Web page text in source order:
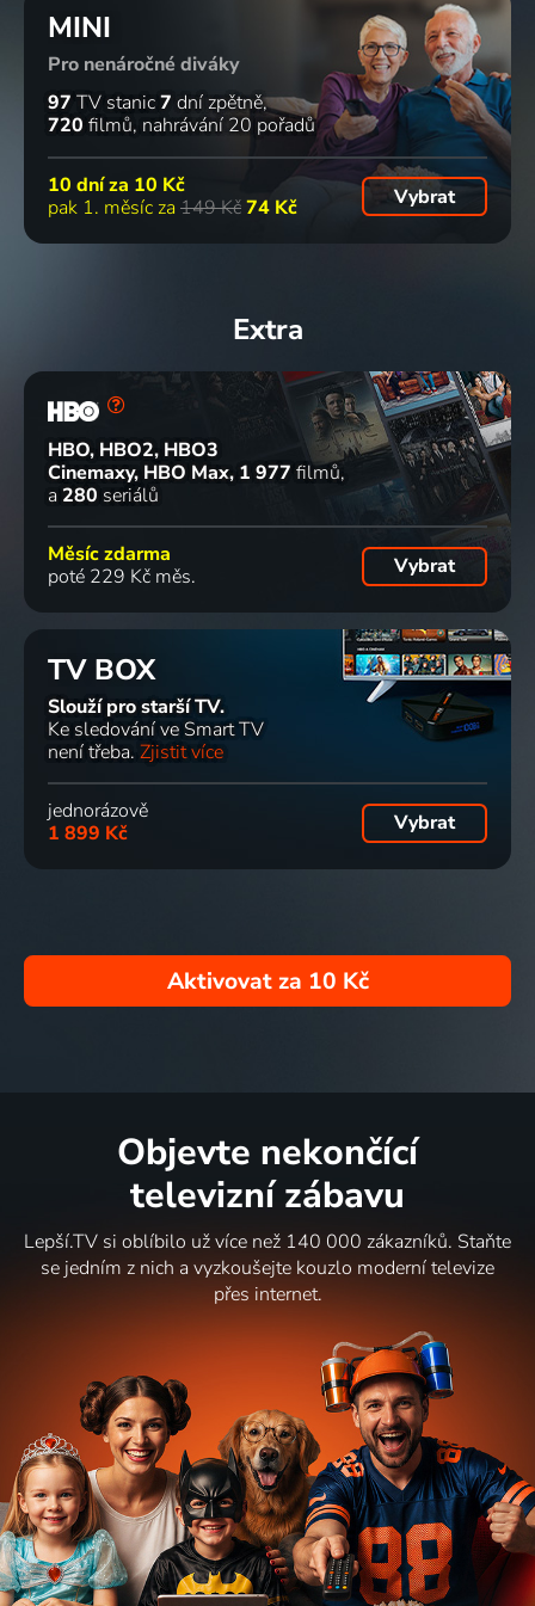
MINI
Pro nenáročné diváky
97 TV stanic7 dní zpětně
720 filmů nahrávání 20 pořadů
10 dní za 10 Kč
pak 1. měsíc za 149 Kč74 Kč Vybrat
Extra
HBO, HBO2, HBO3
Cinemaxy, HBO Max 1 977 filmů
a 280 seriálů
Měsíc zdarma
poté 229 Kč měs.
Vybrat
TV BOX
Slouží pro starší TV.
Ke sledování ve Smart TV
není třeba. Zjistit více
jednorázově
1 899 Kč
Vybrat
Aktivovat za 10 Kč
Objevte nekončící
televizní zábavu
Lepší.TV si oblíbilo už více než 140 000 zákazníků. Staňte
se jedním z nich a vyzkoušejte kouzlo moderní televize
přes internet.